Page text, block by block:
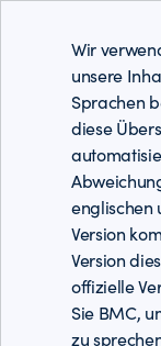
Wir
unsere
Sprachen
diese
englischen
Version
Version
offizielle
Sie BMC,
zu